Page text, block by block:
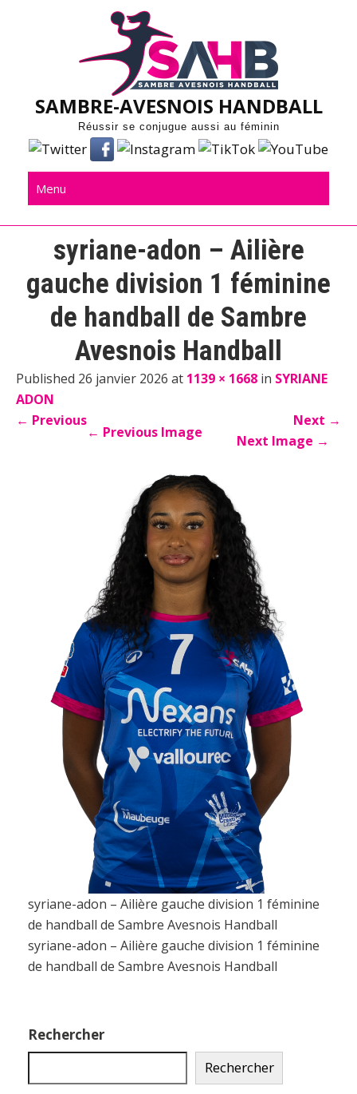
SAMBRE-AVESNOIS HANDBALL
Réussir se conjugue aussi au féminin
Menu
syriane-adon – Ailière
gauche division 1 féminine
de handball de Sambre
Avesnois Handball
Published 26 janvier 2026 at 1139 × 1668 in SYRIANE
ADON
← Previous Next →
← Previous Image Next Image →
syriane-adon – Ailière gauche division 1 féminine
de handball de Sambre Avesnois Handball
syriane-adon – Ailière gauche division 1 féminine
de handball de Sambre Avesnois Handball
Rechercher
Rechercher